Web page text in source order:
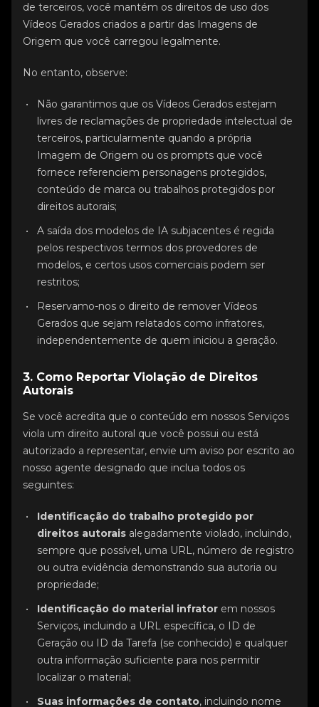
de terceiros, você mantém os direitos de uso dos
Vídeos Gerados criados a partir das Imagens de
Origem que você carregou legalmente.
No entanto, observe:
Não garantimos que os Vídeos Gerados estejam
livres de reclamações de propriedade intelectual de
terceiros, particularmente quando a própria
Imagem de Origem ou os prompts que você
fornece referenciem personagens protegidos,
conteúdo de marca ou trabalhos protegidos por
direitos autorais;
A saída dos modelos de IA subjacentes é regida
pelos respectivos termos dos provedores de
modelos, e certos usos comerciais podem ser
restritos;
Reservamo-nos o direito de remover Vídeos
Gerados que sejam relatados como infratores,
independentemente de quem iniciou a geração.
3. Como Reportar Violação de Direitos
Autorais
Se você acredita que o conteúdo em nossos Serviços
viola um direito autoral que você possui ou está
autorizado a representar, envie um aviso por escrito ao
nosso agente designado que inclua todos os
seguintes:
Identificação do trabalho protegido por
direitos autorais alegadamente violado, incluindo,
sempre que possível, uma URL, número de registro
ou outra evidência demonstrando sua autoria ou
propriedade;
Identificação do material infrator em nossos
Serviços, incluindo a URL específica, o ID de
Geração ou ID da Tarefa (se conhecido) e qualquer
outra informação suficiente para nos permitir
localizar o material;
Suas informações de contato, incluindo nome